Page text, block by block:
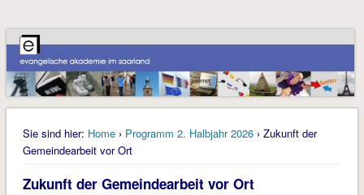
Sie sind hier: Home› Programm 2. Halbjahr 2026› Zukunft der
Gemeindearbeit vor Ort
Zukunft der Gemeindearbeit vor Ort